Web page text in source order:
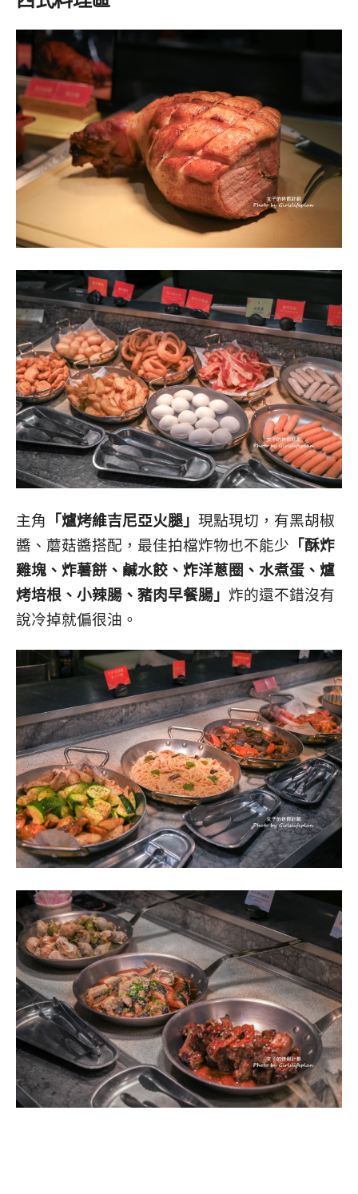
主角 「爐烤維吉尼亞火腿」 現點現切，有黑胡椒
醬、蘑菇醬搭配，最佳拍檔炸物也不能少 「酥炸
雞塊、炸薯餅、鹹水餃、炸洋蔥圈、水煮蛋、爐
烤培根、小辣腸、豬肉早餐腸」 炸的還不錯沒有
說冷掉就偏很油。